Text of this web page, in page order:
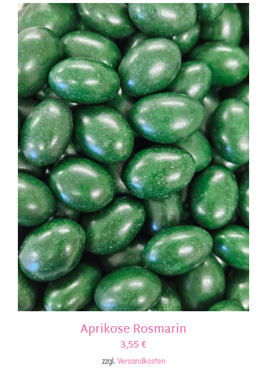
Aprikose Rosmarin
3,55€
zzgl. Versandkosten